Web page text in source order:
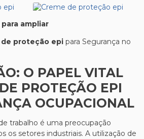
ampliar
proteção epi para Segurança no
O PAPEL VITAL
PROTEÇÃO EPI
OCUPACIONAL
trabalho é uma preocupação
os setores industriais. A utilização de